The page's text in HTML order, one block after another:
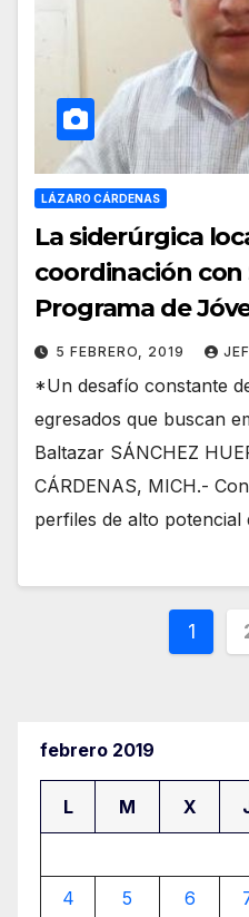
LÁZARO CÁRDENAS
La siderúrgica
coordinación con
Programa de
5 FEBRERO, 2019
*Un desafío constante
egresados que buscan
Baltazar SÁNCHEZ
CÁRDENAS, MICH.-
perfiles de alto potencial
1
febrero 2019
L M X
4
5 6